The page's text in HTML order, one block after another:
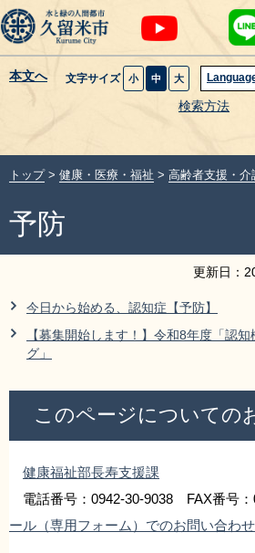
本文へ 文字サイズ 小 中 大
検索方法
暮らし・届出
健康・医療・福祉
観光魅力・イベント
計画・政策
サイトマップ 組織
利用
RSS
サイトについて
トップ> 健康・医療・福祉 > 高齢者支援・介
予防
更新日：
今日から始める、認知症【予防】
【募集開始します！】令和8年度「認
グ」
このページについての
健康福祉部長寿支援課
電話番号：0942-30-9038 FAX番号
ール（専用フォーム）でのお問い合わせ